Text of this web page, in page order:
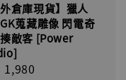
外倉庫現貨】獵人
蒐藏雕像 閃電奇
敵客 [Power
1,980